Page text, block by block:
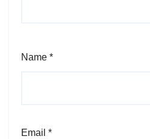
Name *
Email *